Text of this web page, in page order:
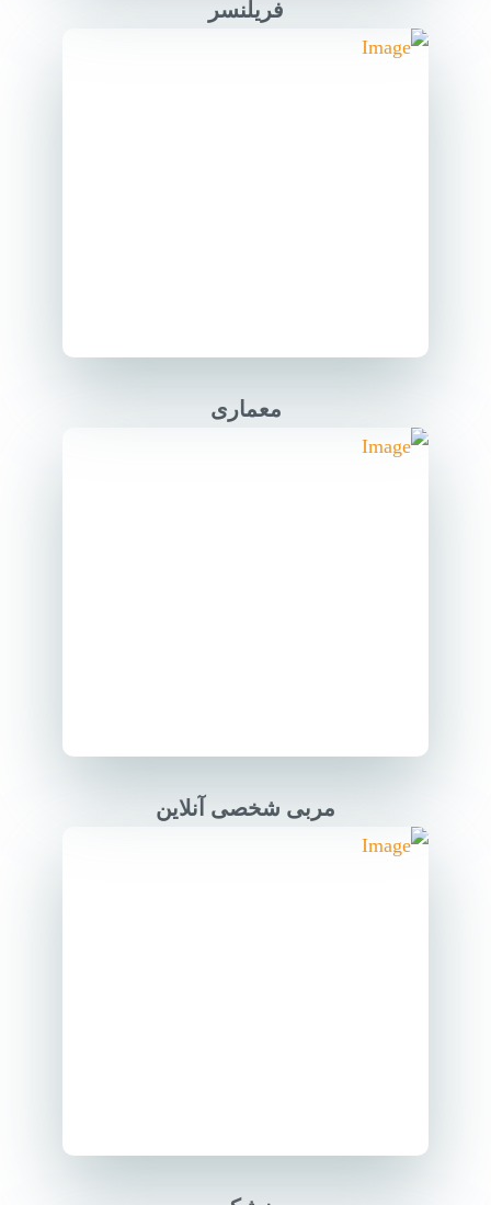
فریلنسر
معماری
مربی شخصی آنلاین